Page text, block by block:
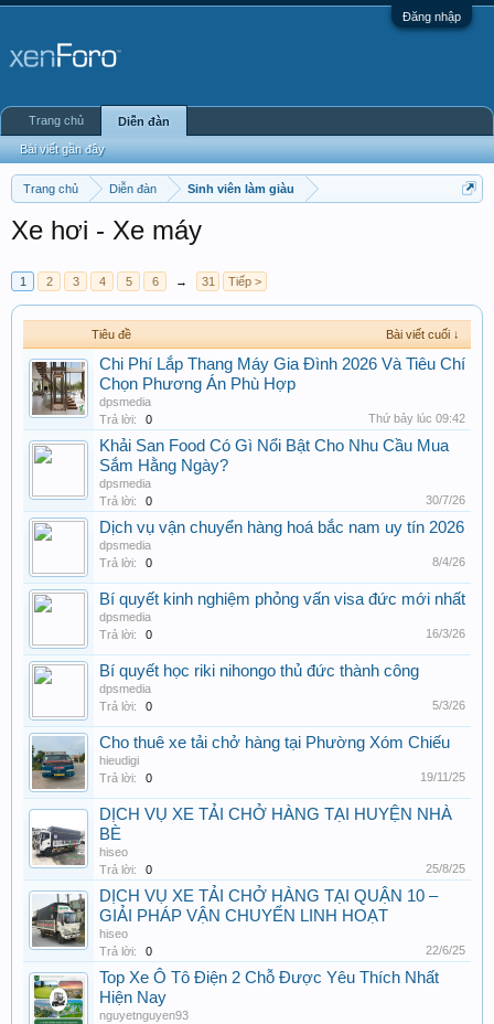
Đăng nhập
Trang chủ Diễn đàn Sinh viên làm giàu
Xe hơi - Xe máy
1 2 3 4 5 6 → 31 Tiếp >
Tiêu đề Bài viết cuối ↓
Chi Phí Lắp Thang Máy Gia Đình 2026 Và Tiêu Chí
Chọn Phương Án Phù Hợp
dpsmedia
Trả lời:
0 Thứ bảy lúc 09:42
Khải San Food Có Gì Nổi Bật Cho Nhu Cầu Mua
Sắm Hằng Ngày?
dpsmedia
Trả lời:
0 30/7/26
Dịch vụ vận chuyển hàng hoá bắc nam uy tín 2026
dpsmedia
Trả lời:
0 8/4/26
Bí quyết kinh nghiệm phỏng vấn visa đức mới nhất
dpsmedia
Trả lời:
0 16/3/26
Bí quyết học riki nihongo thủ đức thành công
dpsmedia
Trả lời:
0 5/3/26
Cho thuê xe tải chở hàng tại Phường Xóm Chiếu
hieudigi
Trả lời:
0 19/11/25
DỊCH VỤ XE TẢI CHỞ HÀNG TẠI HUYỆN NHÀ
BÈ
hiseo
Trả lời:
0 25/8/25
DỊCH VỤ XE TẢI CHỞ HÀNG TẠI QUẬN 10 –
GIẢI PHÁP VẬN CHUYỂN LINH HOẠT
hiseo
Trả lời:
0 22/6/25
Top Xe Ô Tô Điện 2 Chỗ Được Yêu Thích Nhất
Hiện Nay
nguyetnguyen93
Trang chủ Diễn đàn
Bài viết gần đây